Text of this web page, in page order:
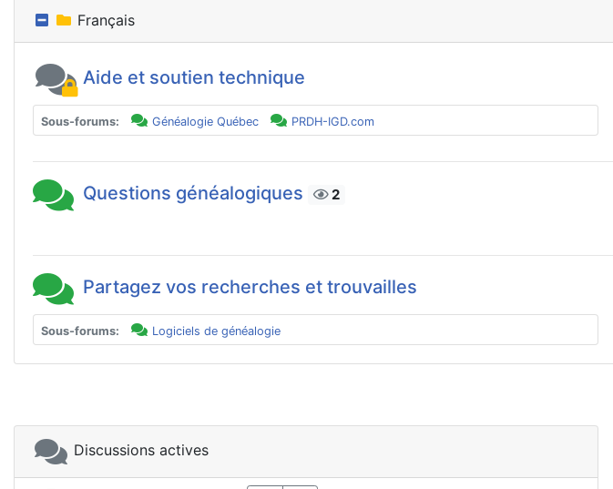
Français
Aide et soutien technique
Sous-forums: Généalogie Québec PRDH-IGD.com
Questions généalogiques 2
Partagez vos recherches et trouvailles
Sous-forums: Logiciels de généalogie
Discussions actives